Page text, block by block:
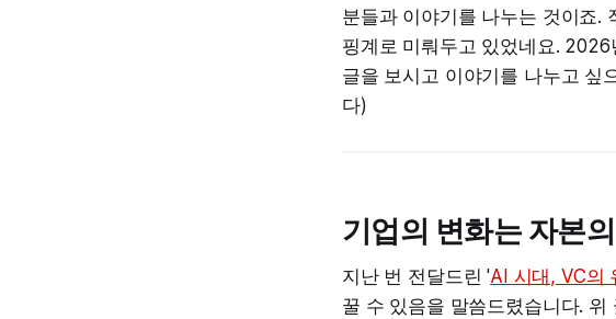
분들과 이야기를 나누는 것이죠.
핑계로 미뤄두고 있었네요.
글을 보시고 이야기를 나누고 싶
다)
기업의 변화는 자본
지난 번 전달드린 'AI 시대, VC의
꿀 수 있음을 말씀드렸습니다.